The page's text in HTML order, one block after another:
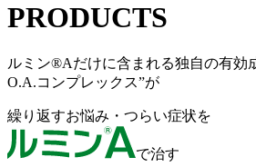
PRODUCTS
ルミン®Aだけに含まれる独自の有効
O.A.コンプレックス”が
繰り 返すお悩み・つらい症状を
で治す